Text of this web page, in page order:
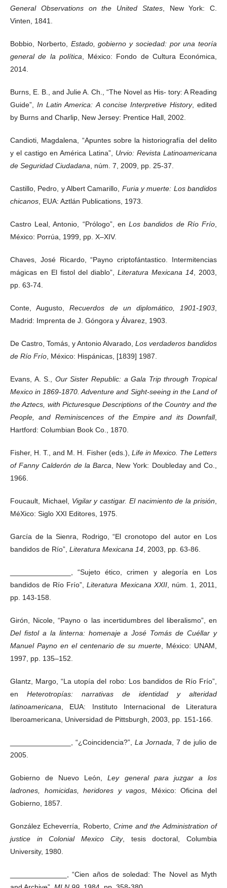
General Observations on the United States, New York: C.
Vinten, 1841.
Bobbio, Norberto, Estado, gobierno y sociedad: por una teoría
general de la política , México: Fondo de Cultura Económica,
2014.
Burns, E. B., and Julie A. Ch., “The Novel as His- tory: A Reading
Guide”,In Latin America: A concise Interpretive History, edited
by Burns and Charlip, New Jersey: Prentice Hall, 2002.
Candioti, Magdalena, “Apuntes sobre la historiografía del delito
y el castigo en América Latina”, Urvio: Revista Latinoamericana
de Seguridad Ciudadana , núm. 7, 2009, pp. 25-37.
Castillo, Pedro, y Albert Camarillo, Furia y muerte: Los bandidos
chicanos , EUA: Aztlán Publications, 1973.
Castro Leal, Antonio, “Prólogo”, enLos bandidos de Río Frío
México: Porrúa, 1999, pp. X–XIV.
Chaves, José Ricardo, “Payno criptofántastico. Intermitencias
mágicas en El fistol del diablo”, Literatura Mexicana 14 , 2003,
pp. 63-74.
Conte, Augusto,Recuerdos de un diplomático, 1901-1903
Madrid: Imprenta de J. Góngora y Álvarez, 1903.
De Castro, Tomás, y Antonio Alvarado, Los verdaderos bandidos
de Río Frío , México: Hispánicas, [1839] 1987.
Evans, A. S., Our Sister Republic: a Gala Trip through Tropical
Mexico in 1869-1870. Adventure and Sight-seeing in the Land of
the Aztecs, with Picturesque Descriptions of the Country and the
People, and Reminiscences of the Empire and its Downfall,
Hartford: Columbian Book Co., 1870.
Fisher, H. T., and M. H. Fisher (eds.), Life in Mexico. The Letters
of Fanny Calderón de la Barca , New York: Doubleday and Co.,
1966.
Foucault, Michael, Vigilar y castigar. El nacimiento de la prisión
MéXico: Siglo XXI Editores, 1975.
García de la Sienra, Rodrigo, “El cronotopo del autor en Los
bandidos de Río”, Literatura Mexicana 14 , 2003, pp. 63-86.
_______________, “Sujeto ético, crimen y alegoría en Los
bandidos de Río Frío”,Literatura Mexicana XXII, núm. 1, 2011,
pp. 143-158.
Girón, Nicole, “Payno o las incertidumbres del liberalismo”, en
Del fistol a la linterna: homenaje a José Tomás de Cuéllar y
Manuel Payno en el centenario de su muerte , México: UNAM,
1997, pp. 135–152.
Glantz, Margo, “La utopía del robo: Los bandidos de Río Frío”,
en Heterotropías: narrativas de identidad y alteridad
latinoamericana , EUA: Instituto Internacional de Literatura
Iberoamericana, Universidad de Pittsburgh, 2003, pp. 151-166.
_______________, “¿Coincidencia?”, La Jornada , 7 de julio de
2005.
Gobierno de Nuevo León,Ley general para juzgar a los
ladrones, homicidas, heridores y vagos , México: Oficina del
Gobierno, 1857.
González Echeverría, Roberto, Crime and the Administration of
justice in Colonial Mexico City, tesis doctoral, Columbia
University, 1980.
______________, “Cien años de soledad: The Novel as Myth